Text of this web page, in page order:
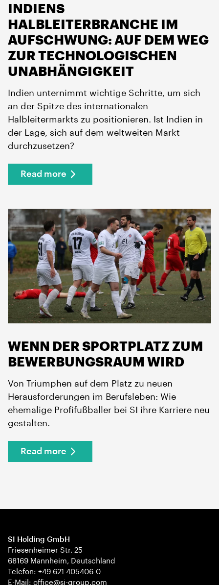
INDIENS
HALBLEITERBRANCHE IM
AUFSCHWUNG: AUF DEM WEG
ZUR TECHNOLOGISCHEN
UNABHÄNGIGKEIT
Indien unternimmt wichtige Schritte, um sich
an der Spitze des internationalen
Halbleitermarkts zu positionieren. Ist Indien in
der Lage, sich auf dem weltweiten Markt
durchzusetzen?
Read more
WENN DER SPORTPLATZ ZUM
BEWERBUNGSRAUM WIRD
Von Triumphen auf dem Platz zu neuen
Herausforderungen im Berufsleben: Wie
ehemalige Profifußballer bei SI ihre Karriere neu
gestalten.
Read more
SI Holding GmbH
Friesenheimer Str. 25
68169 Mannheim, Deutschland
Telefon: +49 621 405406-0
E-Mail: office@si-group.com